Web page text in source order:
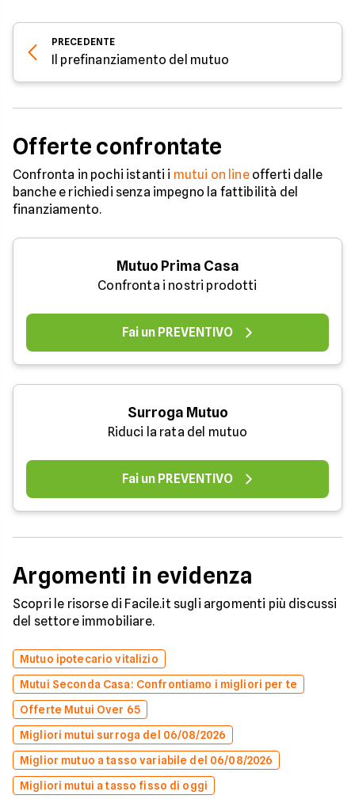
PRECEDENTE
Il prefinanziamento del mutuo
Offerte confrontate
Confronta in pochi istanti i mutui on lineofferti dalle
banche e richiedi senza impegno la fattibilità del
finanziamento.
Mutuo Prima Casa
Confronta i nostri prodotti
Fai un PREVENTIVO
Surroga Mutuo
Riduci la rata del mutuo
Fai un PREVENTIVO
Argomenti in evidenza
Scopri le risorse di Facile.it sugli argomenti più discussi
del settore immobiliare.
Mutuo ipotecario vitalizio
Mutui Seconda Casa: Confrontiamo i migliori per te
Offerte Mutui Over 65
Migliori mutui surroga del 06/08/2026
Miglior mutuo a tasso variabile del 06/08/2026
Migliori mutui a tasso fisso di oggi